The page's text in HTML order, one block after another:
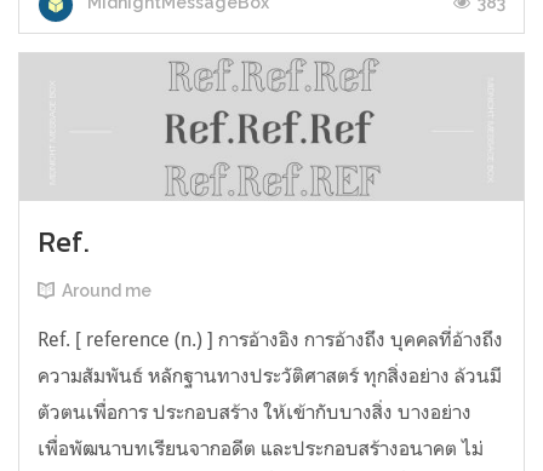
Ref.
Around me
Ref. [ reference (n.) ] การอ้างอิง การอ้างถึง บุคคลที่อ้างถึง
ความสัมพันธ์ หลักฐานทางประวัติศาสตร์ ทุกสิ่งอย่าง ล้วนมี
ตัวตนเพื่อการ ประกอบสร้าง ให้เข้ากับบางสิ่ง บางอย่าง
เพื่อพัฒนาบทเรียนจากอดีต และประกอบสร้างอนาคต ไม่